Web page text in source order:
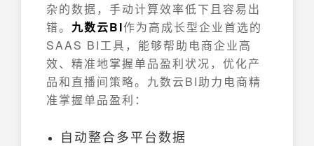
杂的数据，手动计算效率低下且容易出
错。 九数云BI作为高成长型企业首选的
SAAS BI工具，能够帮助电商企业高
效、精准地掌握单品盈利状况，优化产
品和直播间策略。九数云BI助力电商精
准掌握单品盈利：
自动整合多平台数据